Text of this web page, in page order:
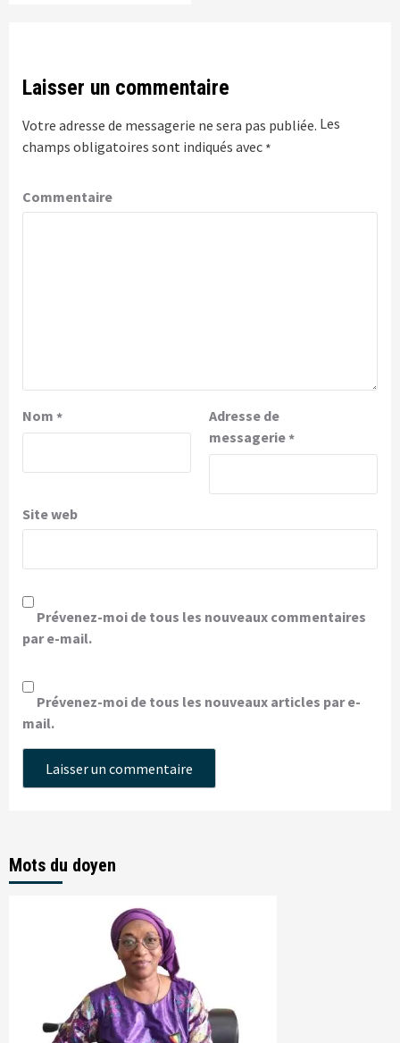
Laisser un commentaire
Votre adresse de messagerie ne sera pas publiée. Les
champs obligatoires sont indiqués avec *
Commentaire
Nom *
Adresse de
messagerie*
Site web
Prévenez-moi de tous les nouveaux commentaires
par e-mail.
Prévenez-moi de tous les nouveaux articles par e-
mail.
Mots du doyen